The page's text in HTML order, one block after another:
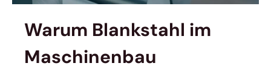
Warum Blankstahl im
Maschinenbau